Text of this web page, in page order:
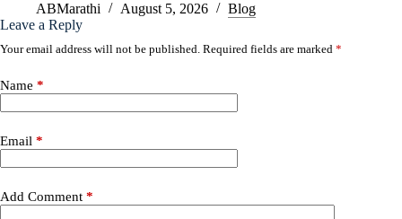
ABMarathi
August 5, 2026
Blog
Leave a Reply
Your email address will not be published. Required fields are marked *
Name *
Email *
Add Comment *